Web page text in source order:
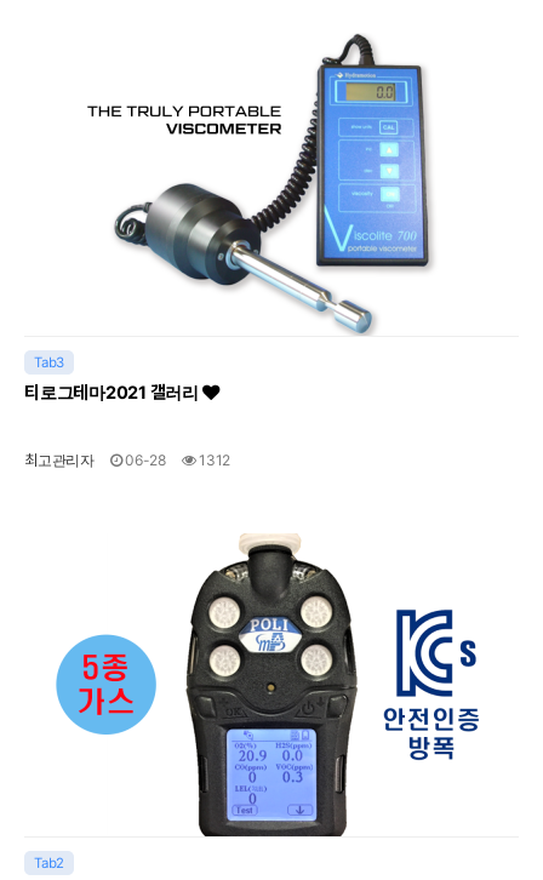
Tab3
티로그테마2021 갤러리
최고관리자 06-28 1312
Tab2